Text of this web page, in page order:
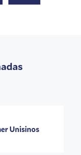
Unisinos